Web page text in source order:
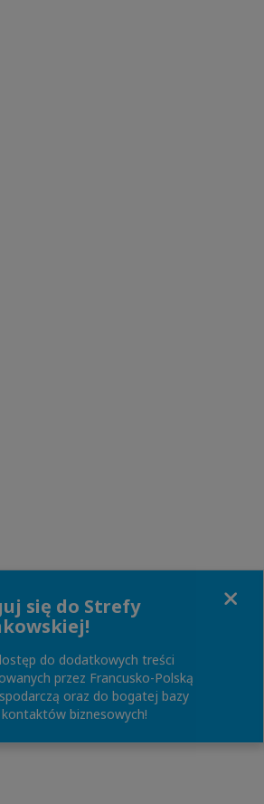
się do Strefy
do dodatkowych treści
przez Francusko-Polską
oraz do bogatej bazy
biznesowych!